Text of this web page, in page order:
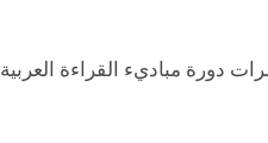
دورة مباديء القراءة العربية